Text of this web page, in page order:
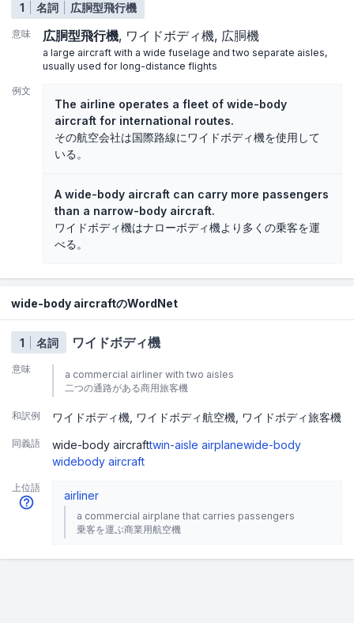
1 名詞 広胴型飛行機
意味 広胴型飛行機 ワイドボディ機 広胴機
a large aircraft with a wide fuselage and two separate aisles,
usually used for long-distance flights
例文
The airline operates a fleet of wide-body
aircraft for international routes.
その航空会社は国際路線にワイドボディ機を使用して
いる。
A wide-body aircraft can carry more passengers
than a narrow-body aircraft.
ワイドボディ機はナローボディ機より多くの乗客を運
べる。
wide-body aircraftのWordNet
1 名詞 ワイドボディ機
意味
a commercial airliner with two aisles
二つの通路がある商用旅客機
和訳例 ワイドボディ機 ワイドボディ航空機 ワイドボディ旅客機
同義語 wide-body aircrafttwin-aisle airplanewide-body
widebody aircraft
上位語
airliner
a commercial airplane that carries passengers
乗客を運ぶ商業用航空機